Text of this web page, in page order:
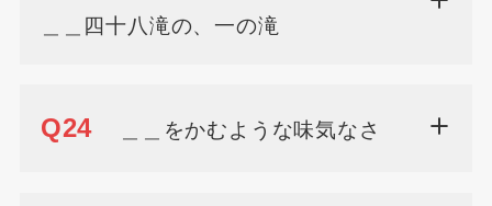
＿＿四十八滝の、一の滝
Q24 ＿＿をかむような味気なさ